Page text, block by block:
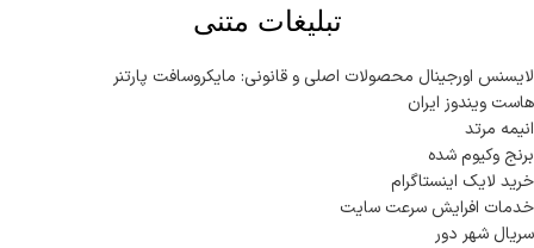
تبلیغات متنی
لایسنس اورجینال محصولات اصلی و قانونی: مایکروسافت پارتنر
هاست ویندوز ایران
انیمه مرتد
برنج وکیوم شده
خرید لایک اینستاگرام
خدمات افرایش سرعت سایت
سریال شهر دور